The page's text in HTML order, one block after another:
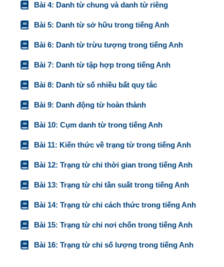
Bài 4: Danh từ chung và danh từ riêng
Bài 5: Danh từ sở hữu trong tiếng Anh
Bài 6: Danh từ trừu tượng trong tiếng Anh
Bài 7: Danh từ tập hợp trong tiếng Anh
Bài 8: Danh từ số nhiều bất quy tắc
Bài 9: Danh động từ hoàn thành
Bài 10: Cụm danh từ trong tiếng Anh
Bài 11: Kiến thức về trạng từ trong tiếng Anh
Bài 12: Trạng từ chỉ thời gian trong tiếng Anh
Bài 13: Trạng từ chỉ tần suất trong tiếng Anh
Bài 14: Trạng từ chỉ cách thức trong tiếng Anh
Bài 15: Trạng từ chỉ nơi chốn trong tiếng Anh
Bài 16: Trạng từ chỉ số lượng trong tiếng Anh